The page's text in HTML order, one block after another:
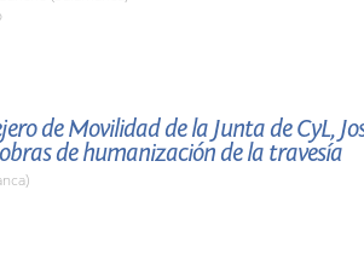
de Movilidad de la Junta de CyL,
de humanización de la travesía